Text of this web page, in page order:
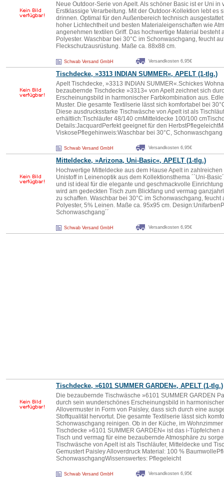
Neue Outdoor-Serie von Apelt. Als schöner Basic ist er Uni
Erstklassige Verarbeitung. Mit der Outdoor-Kollektion lebt es
drinnen. Optimal für den Außenbereich technisch
hoher Lichtechtheit und besten Materialeigenschaften wie
angenehmen textilen Griff. Das hochwertige Material besteht
Polyester. Waschbar bei 30°C im Schonwaschgang, feucht
Fleckschutzausrüstung. Maße ca. 88x88 cm.
Schwab Versand GmbH Versandkosten 6,95€
Tischdecke, »3313 INDIAN SUMMER«, APELT (1-tlg.)
Apelt Tischdecke, »3313 INDIAN SUMMER«.Schickes
bezaubernde Tischdecke »3313« von Apelt zeichnet sich
Erscheinungsbild in harmonischer Farbkombination aus.
Muster. Die gesamte Textilserie lässt sich komfortabel bei
Diese ausdrucksstarke Tischwäsche von Apelt ist als
erhältlich:Tischläufer 48/140 cmMitteldecke 100/100
Details:JacquardPerfekt geeignet für den
ViskosePflegehinweis:Waschbar bei 30°C, Schonwaschgang
Schwab Versand GmbH Versandkosten 6,95€
Mitteldecke, »Arizona, Uni-Basic«, APELT (1-tlg.)
Hochwertige Mitteldecke aus dem Hause Apelt in
Unistoff in Leinenoptik aus dem Kollektionsthema ´´Uni-
und ist ideal für die elegante und geschmackvolle
wird am gedeckten Tisch zum Blickfang und vermag
zu schaffen. Waschbar bei 30°C im Schonwaschgang,
Polyester, 5% Leinen. Maße ca. 95x95 cm.
Schonwaschgang´´
Schwab Versand GmbH Versandkosten 6,95€
Tischdecke, »6101 SUMMER GARDEN«, APELT (1-tlg.)
Die bezaubernde Tischwäsche »6101 SUMMER GARDEN
durch sein wunderschönes Erscheinungsbild in
Allovermuster in Form von Paisley, dass sich durch eine
Stoffqualität hervortut. Die gesamte Textilserie lässt sich
Schonwaschgang reinigen. Ob in der Küche, im
Tischdecke »6101 SUMMER GARDEN« ist das i-Tüpfelchen
Tisch und vermag für eine bezaubernde Atmosphäre zu
Tischwäsche von Apelt ist als Tischläufer, Mitteldecke und
Gemustert Paisley Alloverdruck Material: 100 %
SchonwaschgangWissenswertes: Pflegeleicht
Schwab Versand GmbH Versandkosten 6,95€